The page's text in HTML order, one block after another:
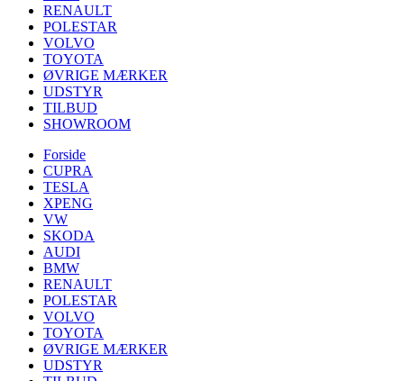
RENAULT
POLESTAR
VOLVO
TOYOTA
ØVRIGE MÆRKER
UDSTYR
TILBUD
SHOWROOM
Forside
CUPRA
TESLA
XPENG
VW
SKODA
AUDI
BMW
RENAULT
POLESTAR
VOLVO
TOYOTA
ØVRIGE MÆRKER
UDSTYR